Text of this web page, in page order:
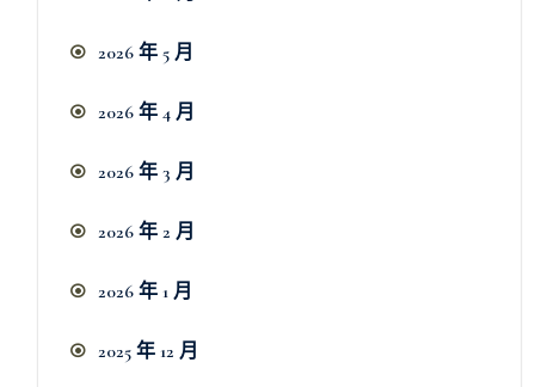
2026 年 5 月
2026 年 4 月
2026 年 3 月
2026 年 2 月
2026 年 1 月
2025 年 12 月